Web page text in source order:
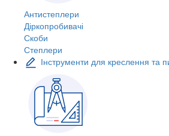
Антистеплери
Діркопробивачі
Скоби
Степлери
Інструменти для креслення та